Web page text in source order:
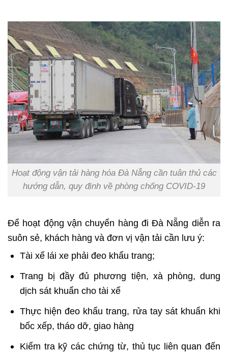
Hoạt động vận tải hàng hóa Đà Nẵng cần tuân thủ các
hướng dẫn, quy định về phòng chống COVID-19
Để hoạt động vận chuyển hàng đi Đà Nẵng diễn ra
suôn sẻ, khách hàng và đơn vị vận tải cần lưu ý:
Tài xế lái xe phải đeo khẩu trang;
Trang bị đầy đủ phương tiện, xà phòng, dung
dịch sát khuẩn cho tài xế
Thực hiện đeo khẩu trang, rửa tay sát khuẩn khi
bốc xếp, tháo dỡ, giao hàng
Kiểm tra kỹ các chứng từ, thủ tục liên quan đến